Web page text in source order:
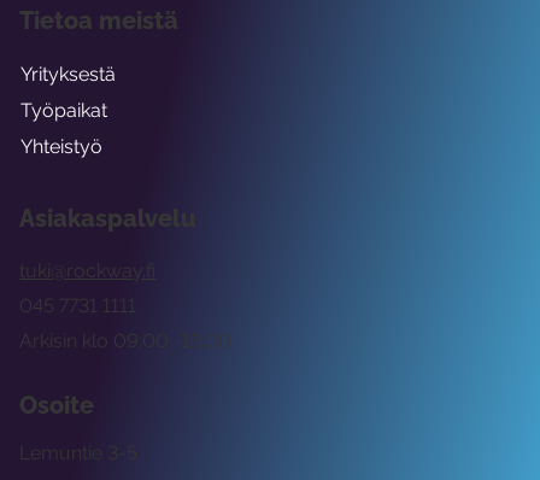
Asiakaspalvelu
tuki@rockway.fi
Arkisin klo 09:00 -15:00
045 7731 1111
Osoite
Lemuntie 3-5
Tietoa meistä
Yrityksestä
Työpaikat
Yhteistyö